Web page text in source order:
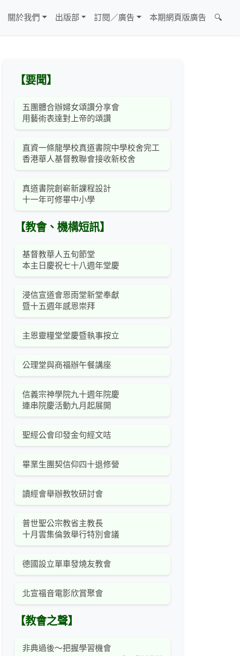
關於我們 出版部 訂閱／廣告 本期網頁版廣告 🔍
【要聞】
五團體合辦婦女頌讚分享會
用藝術表達對上帝的頌讚
直資一條龍學校真道書院中學校舍完工
香港華人基督教聯會接收新校舍
真道書院創嶄新課程設計
十一年可修畢中小學
【教會、機構短訊】
基督教華人五旬節堂
本主日慶祝七十八週年堂慶
浸信宣道會恩雨堂新堂奉獻
暨十五週年感恩崇拜
主恩靈糧堂堂慶暨執事按立
公理堂與商福辦午餐講座
信義宗神學院九十週年院慶
連串院慶活動九月起展開
聖經公會印發金句經文咭
畢業生團契信仰四十退修營
讀經會舉辦教牧研討會
普世聖公宗教省主教長
十月雲集倫敦舉行特別會議
德國設立單車發燒友教會
北宣福音電影欣賞聚會
【教會之聲】
非典過後～把握學習機會